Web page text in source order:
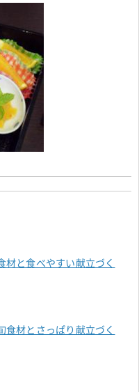
材と食べやすい献立づく
材とさっぱり献立づく